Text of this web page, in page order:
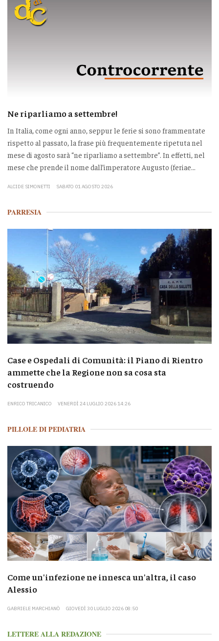
Ne riparliamo a settembre!
In Italia, come ogni anno, seppur le ferie si sono frammentate
rispetto al passato, la frase più frequentemente ripetuta nel
mese di agosto sarà “ne riparliamo a settembre”. In effetti, nel
mese che prende il nome dall’imperatore Augusto (feriae...
ALCIDE SIMONETTI SABATO 01 AGOSTO 2026
PARRESIA
Case e Ospedali di Comunità: il Piano di Rientro
ammette che la Regione non sa cosa sta
costruendo
ENRICO TRICANICO VENERDÌ 24 LUGLIO 2026 14:26
PILLOLE DI PEDIATRIA
Come un'infezione ne innesca un'altra, il caso
Alessio
GABRIELE MARCHIANÒ GIOVEDÌ 30 LUGLIO 2026 08:50
LETTERE ALLA REDAZIONE